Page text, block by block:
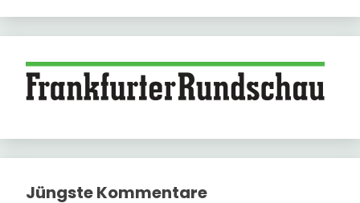
Jüngste Kommentare